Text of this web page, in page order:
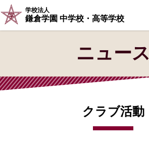
学校法人
鎌倉学園 中学校・高等学校
ニュース
クラブ活動